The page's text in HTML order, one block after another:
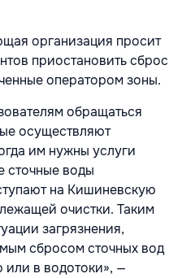
организация просит
приостановить сброс
оператором зоны.
обращаться
осуществляют
им нужны услуги
сточные воды
на Кишиневскую
очистки. Таким
загрязнения,
сбросом сточных вод
или в водотоки», —